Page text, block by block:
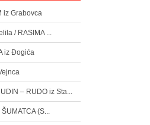
iz Grabovca
/ RASIMA ...
iz Đogića
– RUDO iz Sta...
(S...